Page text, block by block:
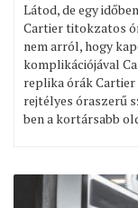
Látod, de egy
Cartier titokzatos
nem arról, hogy
komplikációjával
replika órák
rejtélyes óraszerű
ben a kortársabb